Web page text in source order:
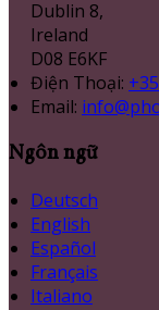
Dublin 8,
Ireland
D08 E6KF
Điện Thoại:
Email:
Ngôn ngữ
Deutsch
English
Español
Français
Italiano